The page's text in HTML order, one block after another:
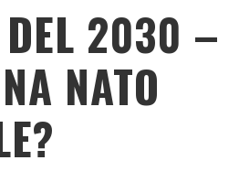
DEL 2030 –
NATO